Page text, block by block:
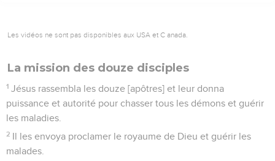
Les vidéos ne sont pas disponibles aux USA et C anada.
La mission des douze disciples
1 Jésus rassembla les douze [apôtres] et leur donna
puissance et autorité pour chasser tous les démons et guérir
les maladies.
2 Il les envoya proclamer le royaume de Dieu et guérir les
malades.